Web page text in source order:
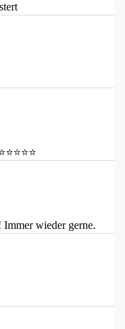
wieder gerne.